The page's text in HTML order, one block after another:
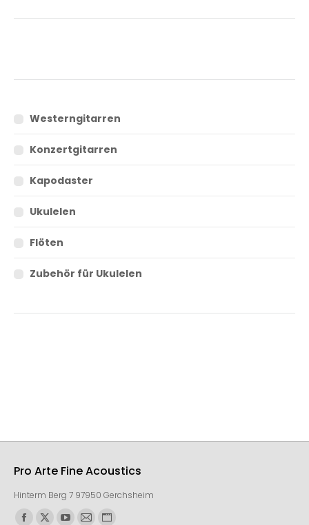
Westerngitarren
Konzertgitarren
Kapodaster
Ukulelen
Flöten
Zubehör für Ukulelen
Pro Arte Fine Acoustics
Hinterm Berg 7 97950 Gerchsheim
Finden Sie uns auf: